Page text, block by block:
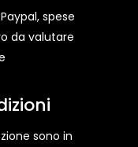
spese
da valutare
sono in